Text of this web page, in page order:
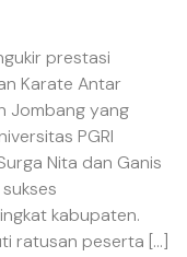
prestasi
Karate Antar
Jombang yang
PGRI
Nita dan Ganis
kabupaten.
ratusan peserta […]